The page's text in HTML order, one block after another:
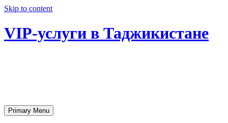
Skip to content
VIP-услуги в Таджикистане
Primary Menu